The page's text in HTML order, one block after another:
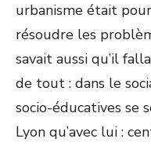
urbanisme était
résoudre les
savait aussi qu’il
de tout : dans le
socio-éducatives se
Lyon qu’avec lui :